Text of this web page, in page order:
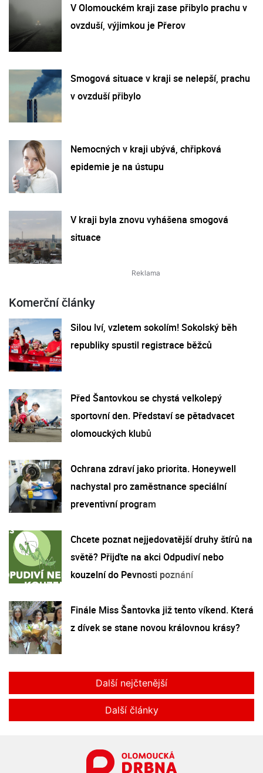
V Olomouckém kraji zase přibylo prachu v
ovzduší, výjimkou je Přerov
Smogová situace v kraji se nelepší, prachu
v ovzduší přibylo
Nemocných v kraji ubývá, chřipková
epidemie je na ústupu
V kraji byla znovu vyhášena smogová
situace
Komerční články
Silou lví, vzletem sokolím! Sokolský běh
republiky spustil registrace běžců
Před Šantovkou se chystá velkolepý
sportovní den. Představí se pětadvacet
olomouckých klubů
Ochrana zdraví jako priorita. Honeywell
nachystal pro zaměstnance speciální
preventivní program
Chcete poznat nejjedovatější druhy štírů na
světě? Přijďte na akci Odpudiví nebo
kouzelní do Pevnosti poznání
Finále Miss Šantovka již tento víkend. Která
z dívek se stane novou královnou krásy?
Další nejčtenější
Další články